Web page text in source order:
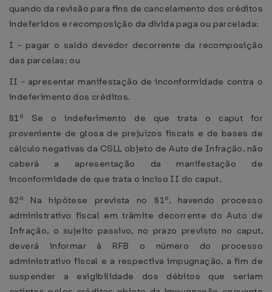
quando da revisão para fins de cancelamento dos créditos
indeferidos e recomposição da dívida paga ou parcelada:
I - pagar o saldo devedor decorrente da recomposição
das parcelas; ou
II - apresentar manifestação de inconformidade contra o
indeferimento dos créditos.
§1º Se o indeferimento de que trata o caput for
proveniente de glosa de prejuízos fiscais e de bases de
cálculo negativas da CSLL objeto de Auto de Infração, não
caberá a apresentação da manifestação de
inconformidade de que trata o inciso II do caput.
§2º Na hipótese prevista no §1º, havendo processo
administrativo fiscal em trâmite decorrente do Auto de
Infração, o sujeito passivo, no prazo previsto no caput,
deverá informar à RFB o número do processo
administrativo fiscal e a respectiva impugnação, a fim de
suspender a exigibilidade dos débitos que seriam